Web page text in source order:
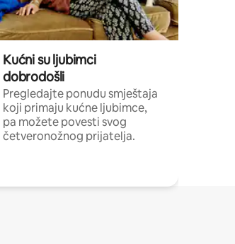
Kućni su ljubimci
dobrodošli
Pregledajte ponudu smještaja
koji primaju kućne ljubimce,
pa možete povesti svog
četveronožnog prijatelja.